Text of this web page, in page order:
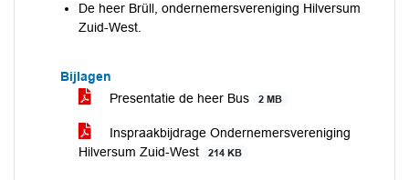
De heer Brüll, ondernemersvereniging Hilversum
Zuid-West.
Bijlagen
Presentatie de heer Bus
2 MB
Inspraakbijdrage Ondernemersvereniging
Hilversum Zuid-West
214 KB